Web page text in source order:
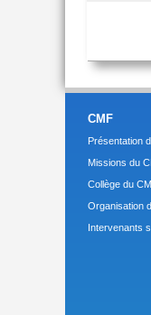
CMF
Présentation
Missions du
Collège du
Organisation
Intervenants